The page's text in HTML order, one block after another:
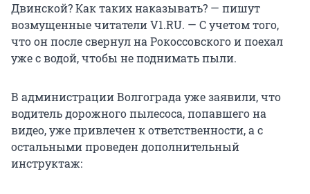
Двинской? Как таких наказывать? — пишут
возмущенные читатели V1.RU. — С учетом того,
что он после свернул на Рокоссовского и поехал
уже с водой, чтобы не поднимать пыли.
В администрации Волгограда уже заявили, что
водитель дорожного пылесоса, попавшего на
видео, уже привлечен к ответственности, а с
остальными проведен дополнительный
инструктаж: